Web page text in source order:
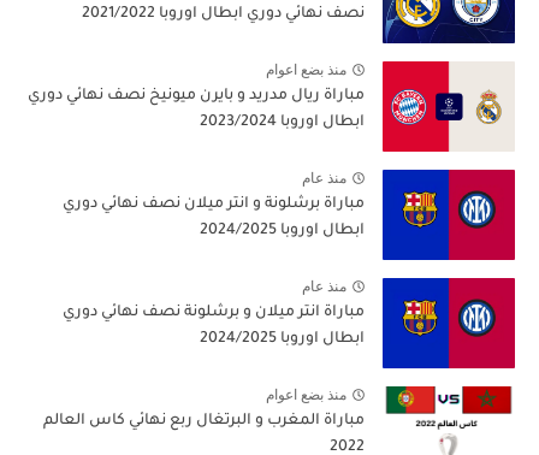
نصف نهائي دوري ابطال اوروبا 2021/2022
منذ بضع اعوام
مباراة ريال مدريد و بايرن ميونيخ نصف نهائي دوري
ابطال اوروبا 2023/2024
منذ عام
مباراة برشلونة و انتر ميلان نصف نهائي دوري
ابطال اوروبا 2024/2025
منذ عام
مباراة انتر ميلان و برشلونة نصف نهائي دوري
ابطال اوروبا 2024/2025
منذ بضع اعوام
مباراة المغرب و البرتغال ربع نهائي كاس العالم
2022